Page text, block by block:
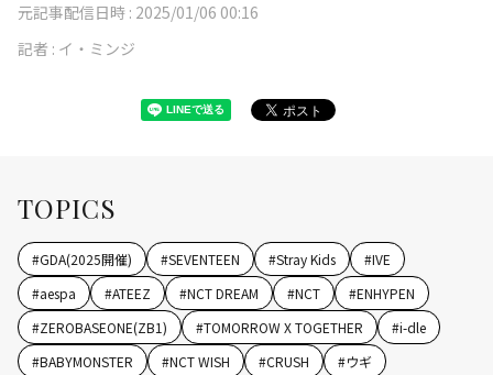
元記事配信日時 : 2025/01/06 00:16
記者 : イ・ミンジ
TOPICS
#GDA(2025開催) #SEVENTEEN #Stray Kids #IVE
#aespa #ATEEZ #NCT DREAM #NCT #ENHYPEN
#ZEROBASEONE(ZB1) #TOMORROW X TOGETHER #i-dle
#BABYMONSTER #NCT WISH #CRUSH #ウギ